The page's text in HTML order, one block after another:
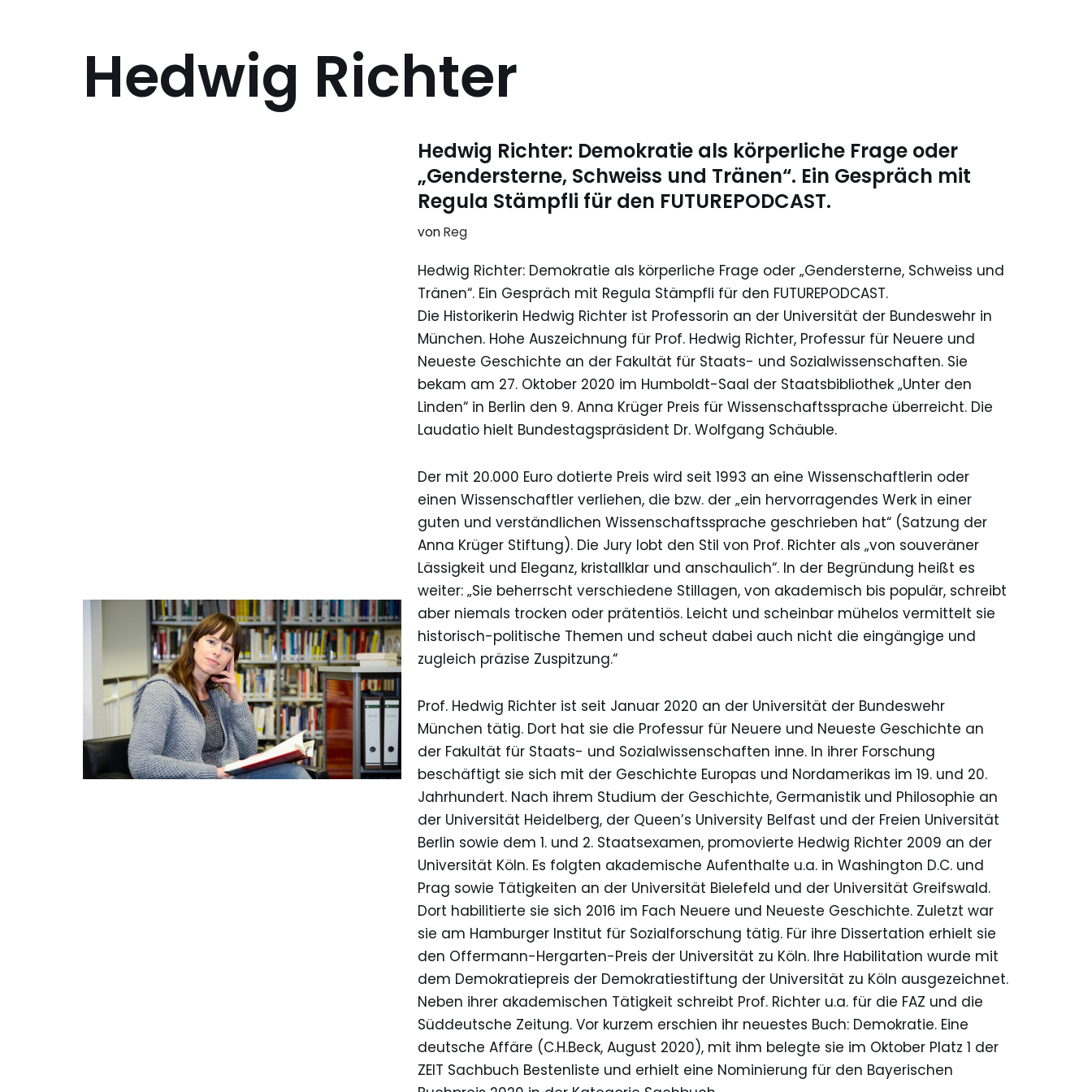
Hedwig Richter
Hedwig Richter: Demokratie als körperliche Frage oder
„Gendersterne, Schweiss und Tränen“. Ein Gespräch mit
Regula Stämpfli für den FUTUREPODCAST.
vonReg
Hedwig Richter: Demokratie als körperliche Frage oder „Gendersterne, Schweiss und
Tränen“. Ein Gespräch mit Regula Stämpfli für den FUTUREPODCAST.
Die Historikerin Hedwig Richter ist Professorin an der Universität der Bundeswehr in
München. Hohe Auszeichnung für Prof. Hedwig Richter, Professur für Neuere und
Neueste Geschichte an der Fakultät für Staats- und Sozialwissenschaften. Sie
bekam am 27. Oktober 2020 im Humboldt-Saal der Staatsbibliothek „Unter den
Linden“ in Berlin den 9. Anna Krüger Preis für Wissenschaftssprache überreicht. Die
Laudatio hielt Bundestagspräsident Dr. Wolfgang Schäuble.
Der mit 20.000 Euro dotierte Preis wird seit 1993 an eine Wissenschaftlerin oder
einen Wissenschaftler verliehen, die bzw. der „ein hervorragendes Werk in einer
guten und verständlichen Wissenschaftssprache geschrieben hat“ (Satzung der
Anna Krüger Stiftung). Die Jury lobt den Stil von Prof. Richter als „von souveräner
Lässigkeit und Eleganz, kristallklar und anschaulich“. In der Begründung heißt es
weiter: „Sie beherrscht verschiedene Stillagen, von akademisch bis populär, schreibt
aber niemals trocken oder prätentiös. Leicht und scheinbar mühelos vermittelt sie
historisch-politische Themen und scheut dabei auch nicht die eingängige und
zugleich präzise Zuspitzung.“
Prof. Hedwig Richter ist seit Januar 2020 an der Universität der Bundeswehr
München tätig. Dort hat sie die Professur für Neuere und Neueste Geschichte an
der Fakultät für Staats- und Sozialwissenschaften inne. In ihrer Forschung
beschäftigt sie sich mit der Geschichte Europas und Nordamerikas im 19. und 20.
Jahrhundert. Nach ihrem Studium der Geschichte, Germanistik und Philosophie an
der Universität Heidelberg, der Queen’s University Belfast und der Freien Universität
Berlin sowie dem 1. und 2. Staatsexamen, promovierte Hedwig Richter 2009 an der
Universität Köln. Es folgten akademische Aufenthalte u.a. in Washington D.C. und
Prag sowie Tätigkeiten an der Universität Bielefeld und der Universität Greifswald.
Dort habilitierte sie sich 2016 im Fach Neuere und Neueste Geschichte. Zuletzt war
sie am Hamburger Institut für Sozialforschung tätig. Für ihre Dissertation erhielt sie
den Offermann-Hergarten-Preis der Universität zu Köln. Ihre Habilitation wurde mit
dem Demokratiepreis der Demokratiestiftung der Universität zu Köln ausgezeichnet.
Neben ihrer akademischen Tätigkeit schreibt Prof. Richter u.a. für die FAZ und die
Süddeutsche Zeitung. Vor kurzem erschien ihr neuestes Buch: Demokratie. Eine
deutsche Affäre (C.H.Beck, August 2020), mit ihm belegte sie im Oktober Platz 1 der
ZEIT Sachbuch Bestenliste und erhielt eine Nominierung für den Bayerischen